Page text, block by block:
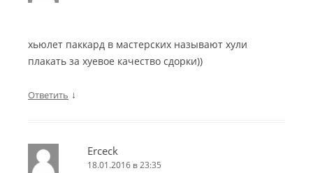
хьюлет паккард в мастерских называют хули
плакать за хуевое качество сдорки))
Ответить ↓
Erceck
18.01.2016 в 23:35